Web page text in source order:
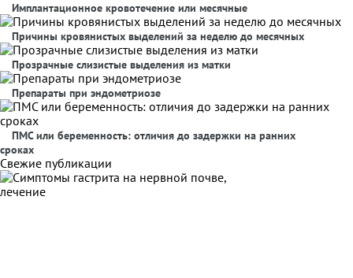
Имплантационное кровотечение или месячные
Причины кровянистых выделений за неделю до месячных
Прозрачные слизистые выделения из матки
Препараты при эндометриозе
ПМС или беременность: отличия до задержки на ранних
сроках
Свежие публикации